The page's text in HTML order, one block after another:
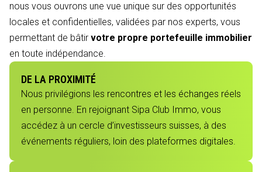
nous vous ouvrons une vue unique sur des opportunités
locales et confidentielles, validées par nos experts, vous
permettant de bâtir votre propre portefeuille immobilier
en toute indépendance.
DE LA PROXIMITÉ
Nous privilégions les rencontres et les échanges réels
en personne. En rejoignant Sipa Club Immo, vous
accédez à un cercle d’investisseurs suisses, à des
événements réguliers, loin des plateformes digitales.